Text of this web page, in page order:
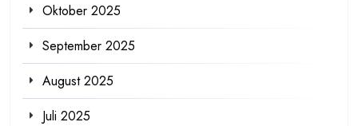
Oktober 2025
September 2025
August 2025
Juli 2025